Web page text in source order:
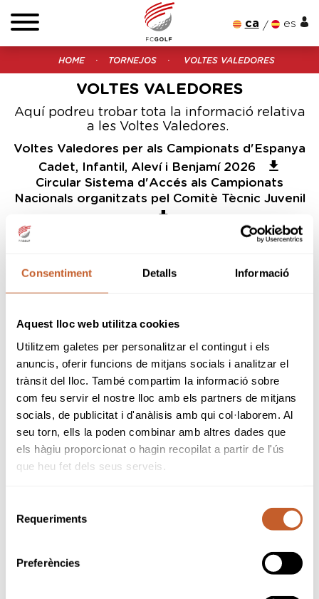
Consentiment Detalls Informació
Aquest lloc web utilitza cookies
Utilitzem galetes per personalitzar el contingut i els
anuncis, oferir funcions de mitjans socials i analitzar el
trànsit del lloc. També compartim la informació sobre
com feu servir el nostre lloc amb els partners de mitjans
socials, de publicitat i d'anàlisis amb qui col·laborem. Al
seu torn, ells la poden combinar amb altres dades que
els hàgiu proporcionat o hagin recopilat a partir de l'ús
que heu fet dels seus serveis.
Requeriments
Preferències
ca es
HOME TORNEJOS VOLTES VALEDORES
VOLTES VALEDORES
Aquí podreu trobar tota la informació relativa
a les Voltes Valedores.
Voltes Valedores per als Campionats d'Espanya
Cadet, Infantil, Aleví i Benjamí 2026
Circular Sistema d'Accés als Campionats
Nacionals organitzats pel Comitè Tècnic Juvenil
Llistat PROVISIONAL Campionat d'Espanya
Llistat PROVISIONAL Campionat d'Espanya
Masculí 2026 (02/06/2026)
Femení 2026 (02/06/2026)
Llistat PROVISIONAL Campionat d'Espanya
Benjamí Masculí 2026 (02/06/2026)
Llistat PROVISIONAL Campionat d'Espanya
Benjamí Femení 2026 (02/06/2026)
Voltes Valedores (de juny a desembre) per als
Campionats d'Espanya Cadet, Infantil, Aleví i
Benjamí 2027